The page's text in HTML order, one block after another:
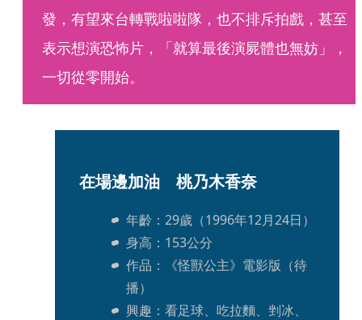
發，有望來台轉戰啦啦隊，也不排斥拍戲，甚至
表示想演恐怖片，「就算最後演屍體也無妨」，
一切從零開始。
在場邊加油　桃乃木香奈
年齡：29歲（1996年12月24日）
身高：153公分
作品：《怪獸公主》電影版（待
播）
興趣：看足球、吃拉麵、剉冰、